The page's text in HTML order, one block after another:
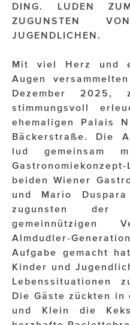
Nina Kraft – Kraft
NORMAL
rot weiss rosé
OTTO AM
sehen!wutscher
SISTER ACT
Solid & Bold
St. Peter
Susanne Wuest
The Budims
THE GOODSTUFF
Upside Down Town
DING. LUDEN
ZUGUNSTEN
JUGENDLICHEN.
Mit viel Herz und
Augen
Dezember 2025,
stimmungsvoll
ehemaligen Palais
Bäckerstraße. Die
lud gemeinsam
beiden Wiener
und Mario
zugunsten
Almdudler-
Aufgabe gemacht
Kinder und
Lebenssituationen
Die Gäste zückten in
und Klein die